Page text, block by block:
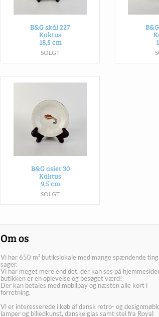
B&G skål 227
Kaktus
18,5 cm
SOLGT
B&G asiet 30
Kaktus
9,5 cm
SOLGT
Om os
Vi har 650 m² butikslokale med mange spændende
sager.
Vi har meget mere end det, der kan ses på
butikken er en oplevelse og besøget værd!
Der kan betales med mobilpay og næsten alle kort i
forretning.
Vi er interesserede i køb af dansk retro- og
lamper og billedkunst, danske glas samt stel fra Royal